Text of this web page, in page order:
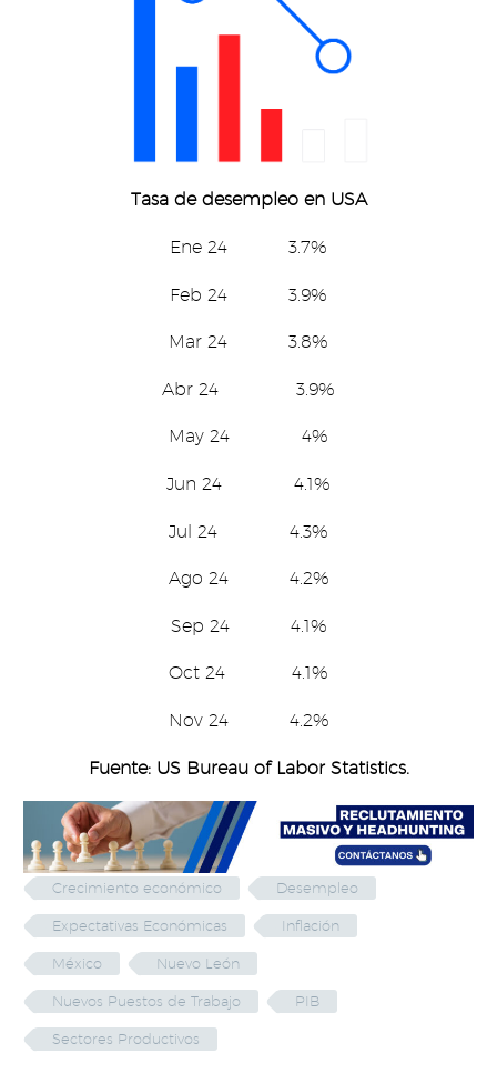
Tasa de desempleo en USA
Ene 24 3.7%
Feb 24 3.9%
Mar 24 3.8%
Abr 24 3.9%
May 24 4%
Jun 24 4.1%
Jul 24 4.3%
Ago 24 4.2%
Sep 24 4.1%
Oct 24 4.1%
Nov 24 4.2%
Fuente: US Bureau of Labor Statistics.
Crecimiento económico Desempleo
Expectativas Económicas Inflación
México Nuevo León
Nuevos Puestos de Trabajo PIB
Sectores Productivos